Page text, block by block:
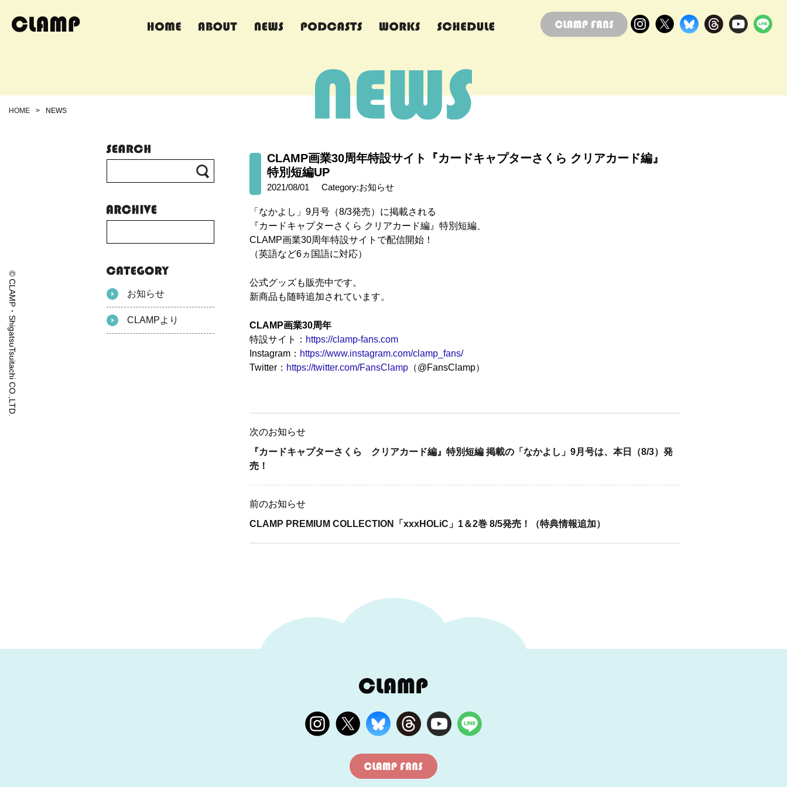
HOME > NEWS
© CLAMP・ShigatsuTsuitachi CO.,LTD.
CLAMP画業30周年特設サイト『カードキャプターさくら クリアカード編』
特別短編UP
2021/08/01 Category:お知らせ
「なかよし」9月号（8/3発売）に掲載される
『カードキャプターさくら クリアカード編』特別短編、
CLAMP画業30周年特設サイトで配信開始！
（英語など6ヵ国語に対応）
公式グッズも販売中です。
新商品も随時追加されています。
CLAMP画業30周年
特設サイト： https://clamp-fans.com
Instagram： https://www.instagram.com/clamp_fans/
Twitter： https://twitter.com/FansClamp （@FansClamp）
次のお知らせ
『カードキャプターさくら クリアカード編』特別短編 掲載の「なかよし」9月号は、本日（8/3）発
売！
前のお知らせ
CLAMP PREMIUM COLLECTION「xxxHOLiC」1＆2巻 8/5発売！（特典情報追加）
お知らせ
CLAMPより